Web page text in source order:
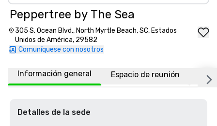
Peppertree by The Sea
305 S. Ocean Blvd., North Myrtle Beach, SC, Estados
Unidos de América, 29582
Comuníquese con nosotros
Información general Espacio de reunión
Detalles de la sede